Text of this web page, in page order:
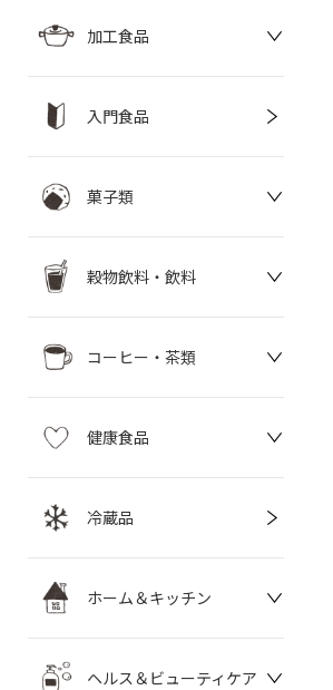
加工食品
入門食品
菓子類
穀物飲料・飲料
コーヒー・茶類
健康食品
冷蔵品
ホーム＆キッチン
ヘルス＆ビューティケア